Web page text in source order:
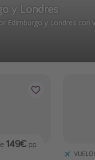
y Londres
Edimburgo y Londres con
149€ pp